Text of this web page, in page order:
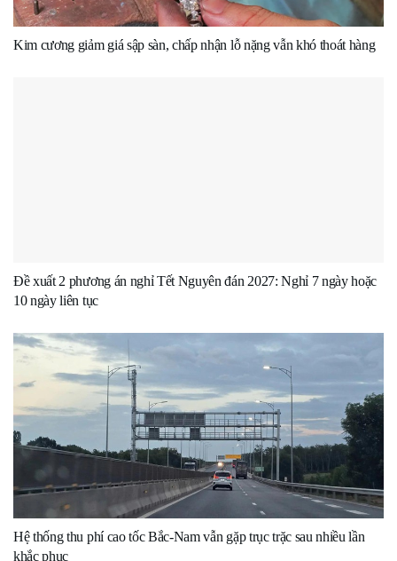
Kim cương giảm giá sập sàn, chấp nhận lỗ nặng vẫn khó thoát hàng
Đề xuất 2 phương án nghỉ Tết Nguyên đán 2027: Nghỉ 7 ngày hoặc
10 ngày liên tục
Hệ thống thu phí cao tốc Bắc-Nam vẫn gặp trục trặc sau nhiều lần
khắc phục